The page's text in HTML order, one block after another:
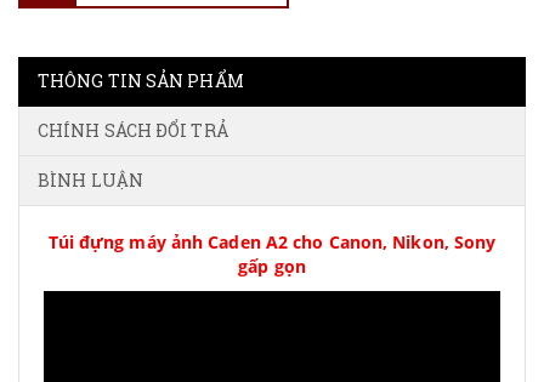
THÔNG TIN SẢN PHẨM
CHÍNH SÁCH ĐỔI TRẢ
BÌNH LUẬN
Túi đựng máy ảnh Caden A2 cho Canon, Nikon, Sony
gấp gọn